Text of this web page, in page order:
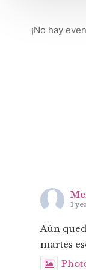
¡No hay
1
Aún
martes